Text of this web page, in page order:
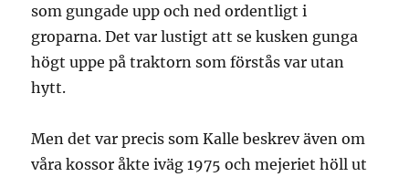
som gungade upp och ned ordentligt i
groparna. Det var lustigt att se kusken gunga
högt uppe på traktorn som förstås var utan
hytt.
Men det var precis som Kalle beskrev även om
våra kossor åkte iväg 1975 och mejeriet höll ut